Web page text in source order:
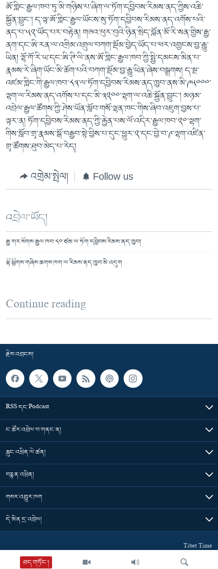
ཐད་གཏོང་།
ཨོ་གླིང་རྒྱལ་ཁབ་ཏུ་མི་གཉིས་པ་ཞིག་ལ་ཏོག་དབྱིབས་རིམས་ནད་ཀྱིས་འཆི་
སྐྱོན་བྱུང་། ད་ལྟ་ཨོ་གླིང་རྒྱལ་ཡོངས་སུ་ཏོག་དབྱིབས་རིམས་ནད་འགོས་པའི་
ནད་པ་༥༢་ཡོད་པར་བརྟེན། གཟའ་ཕུར་བུའི་ཉིན་སྲིད་བློན་མོ་རི་སན་གྱིས་རྒྱ་
ནག་དང་ཨི་རན་ལ་འགྲིམ་འགྲུལ་བཀག་སྡོམ་བྱེད་ཡོད་པ་ཕར་འགྱངས་བྱ་རྒྱུ་
ཡིན། ལྷོ་ཀོ་རི་ཡ་དང་ཨི་ཊི་ལི་ནས་ཨོ་གླིང་རྒྱལ་ཁབ་ཀྱི་སྤྱི་དམངས་མིན་པ་
རྣམས་རེ་ཞིག་ཡོང་མི་ཆོག་པའི་བཀག་སྡོམ་བྱ་རྒྱུ་ཡིན་ཞེས་བསྒྲགས། ད་སྔ་
འཛམ་གླིང་གི་རྒྱལ་ཁབ་༨༣་ལ་ཏོག་དབྱིབས་རིམས་ནད་ཁྱབ་ནས་མི་༩༥༠༠༠་
ལྷག་ལ་རིམས་ནད་འགོས་པ་དང་མི་༣༢༠༠་ལྷག་ལ་འཆི་སྐྱོན་བྱུང་། མཉམ་
འབྲེལ་རྒྱལ་ཚོགས་ཀྱི་ཤེས་ཡོན་སློབ་གསོ་ལྷན་ཁང་གིས་ཞིབ་འཇུག་བྱས་པ་
ལྟར་ན། ཏོག་དབྱིབས་རིམས་ནད་ཀྱི་རྐྱེན་པས་ལོ་འདིར་རྒྱལ་ཁབ་༢༠་ལྷག་
གིས་སློབ་གྲྭ་རྣམས་སྒོ་བརྒྱབ་སྟེ་བྱིས་པ་དུང་ཕྱུར་༢་དང་བྱེ་བ་༩་ལྷག་འཛིན་
གྲྭ་ཚོགས་ཐུབ་མེད་པ་རེད།
འགྲེམ་སྤེལ། Follow us
འབྲེལ་ཡོད།
རྒྱ་གར་སོགས་རྒྱལ་ཁབ་༨༠་ཙམ་ལ་ཏོག་དབྱིབས་རིམས་ནད་ཁྱབ།
ལྷོ་ཕྱོགས་གཞིས་ཆགས་ཁག་ལ་རིམས་ནད་ཁྱབ་མི་འདུག
Continue reading
རྗེས་འབྲངས།
RSS དང་Podcast
ང་ཚོར་འབྲེལ་བ་གནང་ན།
རླུང་འཕྲིན་ལེ་ཚན།
བརྙན་འཕྲིན།
གསར་འགྱུར་ཁག
དེ་མིན་དྲ་འབྲེལ།
Tibet Time